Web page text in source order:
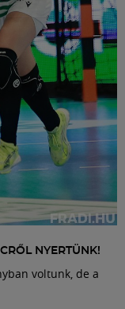
NYERTÜNK!
voltunk, de a